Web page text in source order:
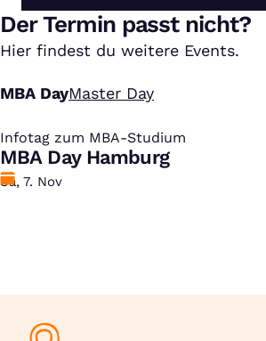
Der Termin passt nicht?
Hier findest du weitere Events.
MBA DayMaster Day
Infotag zum MBA-Studium
:
MBA Day Hamburg
Datum
Sa, 7. Nov